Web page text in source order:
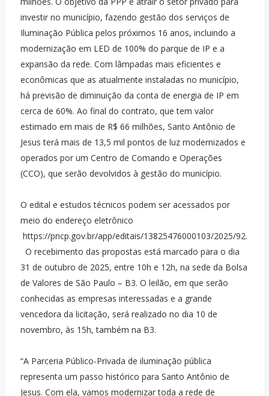
investir no município, fazendo gestão dos serviços de
Iluminação Pública pelos próximos 16 anos, incluindo a
modernização em LED de 100% do parque de IP e a
expansão da rede. Com lâmpadas mais eficientes e
econômicas que as atualmente instaladas no município,
há previsão de diminuição da conta de energia de IP em
cerca de 60%. Ao final do contrato, que tem valor
estimado em mais de R$ 66 milhões, Santo Antônio de
Jesus terá mais de 13,5 mil pontos de luz modernizados e
operados por um Centro de Comando e Operações
(CCO), que serão devolvidos à gestão do município.
O edital e estudos técnicos podem ser acessados por
meio do endereço eletrônico
https://pncp.gov.br/app/editais/13825476000103/2025/92.
O recebimento das propostas está marcado para o dia
31 de outubro de 2025, entre 10h e 12h, na sede da Bolsa
de Valores de São Paulo – B3. O leilão, em que serão
conhecidas as empresas interessadas e a grande
vencedora da licitação, será realizado no dia 10 de
novembro, às 15h, também na B3.
“A Parceria Público-Privada de iluminação pública
representa um passo histórico para Santo Antônio de
Jesus. Com ela, vamos modernizar toda a rede de